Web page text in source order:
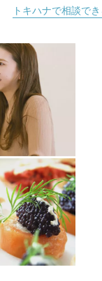
トキハナで相談で